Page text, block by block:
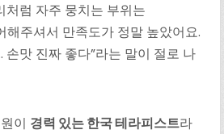
처럼 자주 뭉치는 부위는
해주셔서 만족도가 정말 높았어요.
손맛 진짜 좋다”라는 말이 절로 나
이 경력 있는 한국 테라피스트라